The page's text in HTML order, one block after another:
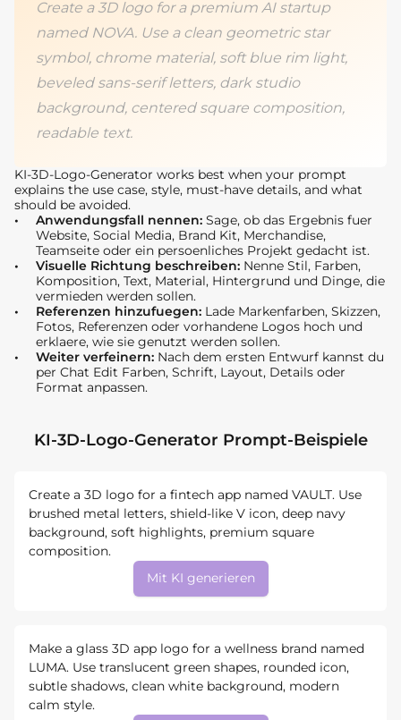
Create a 3D logo for a premium AI startup
named NOVA. Use a clean geometric star
symbol, chrome material, soft blue rim light,
beveled sans-serif letters, dark studio
background, centered square composition,
readable text.
KI-3D-Logo-Generator works best when your prompt
explains the use case, style, must-have details, and what
should be avoided.
Anwendungsfall nennen: Sage, ob das Ergebnis fuer
Website, Social Media, Brand Kit, Merchandise,
Teamseite oder ein persoenliches Projekt gedacht ist.
Visuelle Richtung beschreiben: Nenne Stil, Farben,
Komposition, Text, Material, Hintergrund und Dinge, die
vermieden werden sollen.
Referenzen hinzufuegen: Lade Markenfarben, Skizzen,
Fotos, Referenzen oder vorhandene Logos hoch und
erklaere, wie sie genutzt werden sollen.
Weiter verfeinern: Nach dem ersten Entwurf kannst du
per Chat Edit Farben, Schrift, Layout, Details oder
Format anpassen.
KI-3D-Logo-Generator Prompt-Beispiele
Create a 3D logo for a fintech app named VAULT. Use
brushed metal letters, shield-like V icon, deep navy
background, soft highlights, premium square
composition.
Mit KI generieren
Make a glass 3D app logo for a wellness brand named
LUMA. Use translucent green shapes, rounded icon,
subtle shadows, clean white background, modern
calm style.